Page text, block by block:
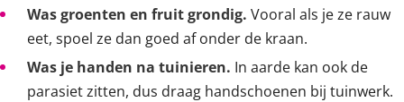
Was groenten en fruit grondig. Vooral als je ze rauw
eet, spoel ze dan goed af onder de kraan.
Was je handen na tuinieren. In aarde kan ook de
parasiet zitten, dus draag handschoenen bij tuinwerk.